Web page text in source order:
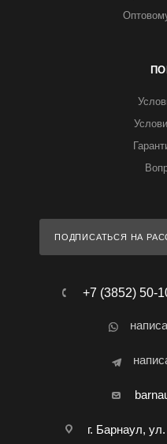
ПОДПИСАТЬСЯ НА
+7 (3852) 50-
г. Барнаул,